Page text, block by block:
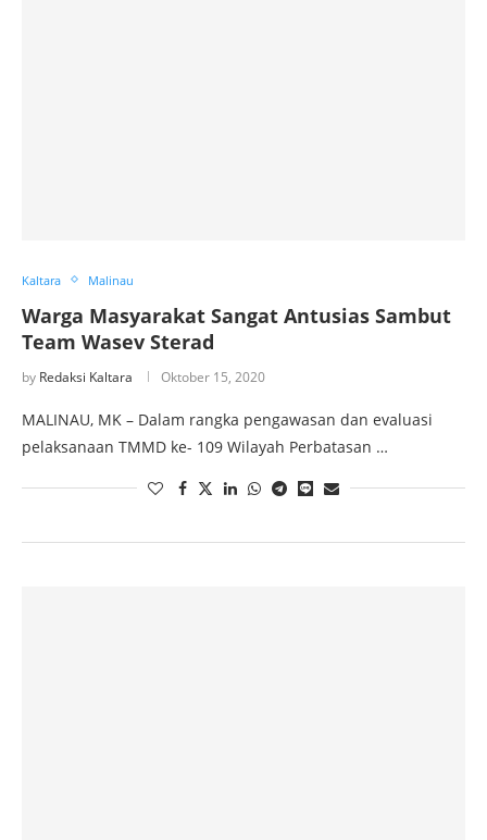
Kaltara Malinau
Warga Masyarakat Sangat Antusias Sambut
Team Wasev Sterad
by Redaksi Kaltara Oktober 15, 2020
MALINAU, MK – Dalam rangka pengawasan dan evaluasi
pelaksanaan TMMD ke- 109 Wilayah Perbatasan …